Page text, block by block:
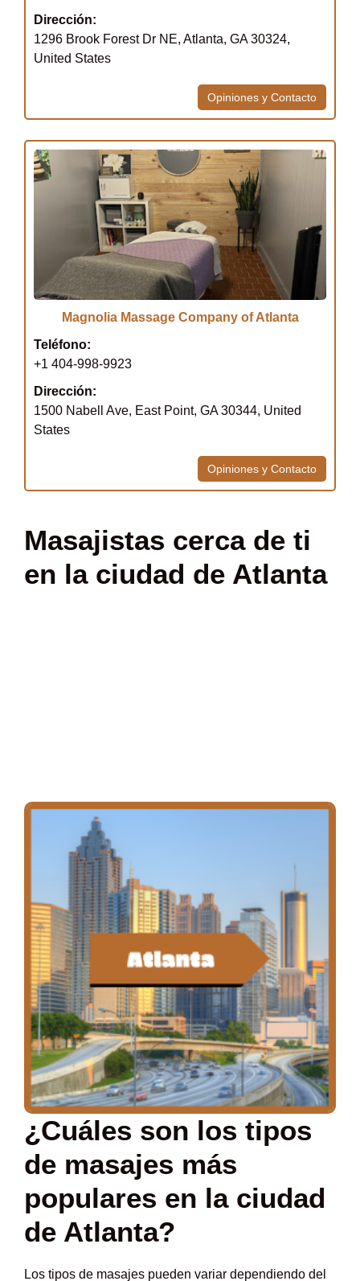
Dirección:
1296 Brook Forest Dr NE, Atlanta, GA 30324,
United States
Opiniones y Contacto
Magnolia Massage Company of Atlanta
Teléfono:
+1 404-998-9923
Dirección:
1500 Nabell Ave, East Point, GA 30344, United
States
Opiniones y Contacto
Masajistas cerca de ti
en la ciudad de Atlanta
¿Cuáles son los tipos
de masajes más
populares en la ciudad
de Atlanta?
Los tipos de masajes pueden variar dependiendo del